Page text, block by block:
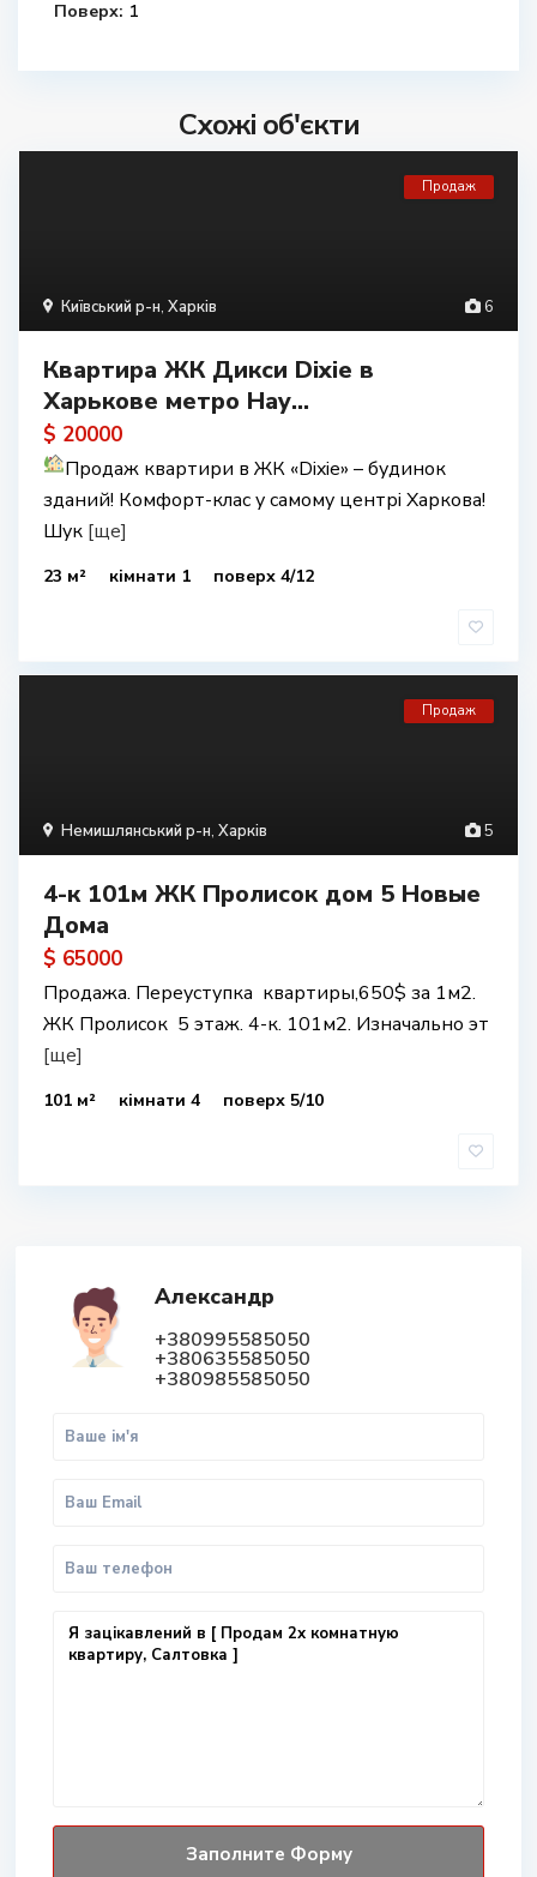
Поверх: 1
Схожі об'єкти
6
Київський р-н, Харків
Продаж
Квартира ЖК Дикси Dixie в
Харькове метро Нау...
$ 20000
Продаж квартири в ЖК «Dixie» – будинок
зданий! Комфорт-клас у самому центрі Харкова!
Шук [ще]
23 м² кімнати 1 поверх 4/12
5
Немишлянський р-н, Харків
Продаж
4-к 101м ЖК Пролисок дом 5 Новые
Дома
$ 65000
Продажа. Переуступка квартиры,650$ за 1м2.
ЖК Пролисок 5 этаж. 4-к. 101м2. Изначально эт
[ще]
101 м² кімнати 4 поверх 5/10
Александр
+380995585050
+380635585050
+380985585050